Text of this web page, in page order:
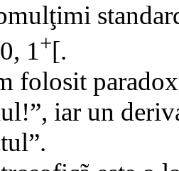
0, 1+[.
folosit
iar un